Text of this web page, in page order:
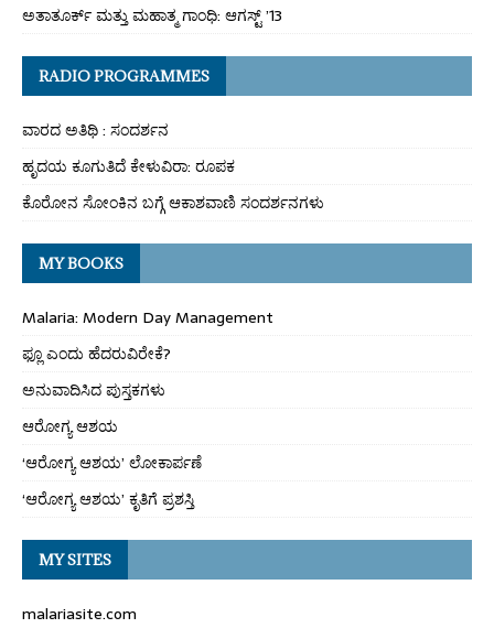
ಅತಾತೂರ್ಕ್ ಮತ್ತು ಮಹಾತ್ಮ ಗಾಂಧಿ: ಆಗಸ್ಟ್ ’13
RADIO PROGRAMMES
ವಾರದ ಅತಿಥಿ : ಸಂದರ್ಶನ
ಹೃದಯ ಕೂಗುತಿದೆ ಕೇಳುವಿರಾ: ರೂಪಕ
ಕೊರೋನ ಸೋಂಕಿನ ಬಗ್ಗೆ ಆಕಾಶವಾಣಿ ಸಂದರ್ಶನಗಳು
MY BOOKS
Malaria: Modern Day Management
ಫ್ಲೂ ಎಂದು ಹೆದರುವಿರೇಕೆ?
ಅನುವಾದಿಸಿದ ಪುಸ್ತಕಗಳು
ಆರೋಗ್ಯ ಆಶಯ
‘ಆರೋಗ್ಯ ಆಶಯ’ ಲೋಕಾರ್ಪಣೆ
‘ಆರೋಗ್ಯ ಆಶಯ’ ಕೃತಿಗೆ ಪ್ರಶಸ್ತಿ
MY SITES
malariasite.com